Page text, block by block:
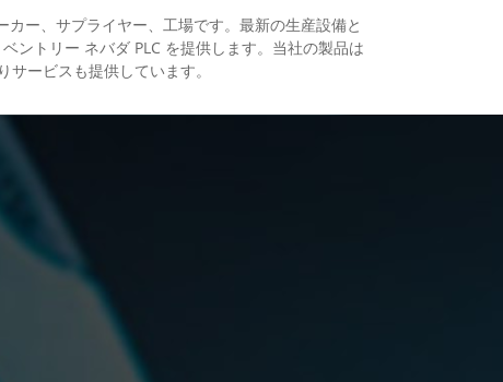
ー、サプライヤー、工場です。最新の生産設備と
ントリー ネバダ PLC を提供します。当社の製品は
ービスも提供しています。